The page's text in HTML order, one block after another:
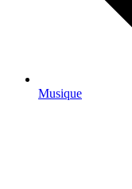
Musique